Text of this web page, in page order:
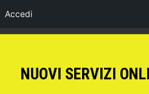
Accedi
NUOVI SERVIZI